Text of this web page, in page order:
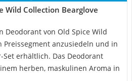
Wild Collection Bearglove
Deodorant von Old Spice Wild
anzusiedeln und in
erhältlich. Das Deodorant
herben, maskulinen Aroma in